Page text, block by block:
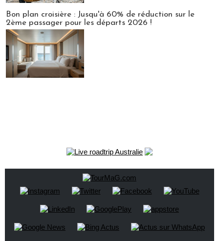
Bon plan croisière : Jusqu'à 60% de réduction sur le
2ème passager pour les départs 2026 !